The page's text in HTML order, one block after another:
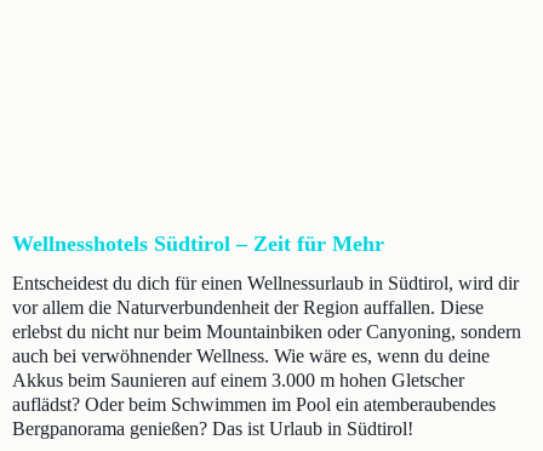
Wellnesshotels Südtirol – Zeit für Mehr
Entscheidest du dich für einen Wellnessurlaub in Südtirol, wird dir
vor allem die Naturverbundenheit der Region auffallen. Diese
erlebst du nicht nur beim Mountainbiken oder Canyoning, sondern
auch bei verwöhnender Wellness. Wie wäre es, wenn du deine
Akkus beim Saunieren auf einem 3.000 m hohen Gletscher
auflädst? Oder beim Schwimmen im Pool ein atemberaubendes
Bergpanorama genießen? Das ist Urlaub in Südtirol!